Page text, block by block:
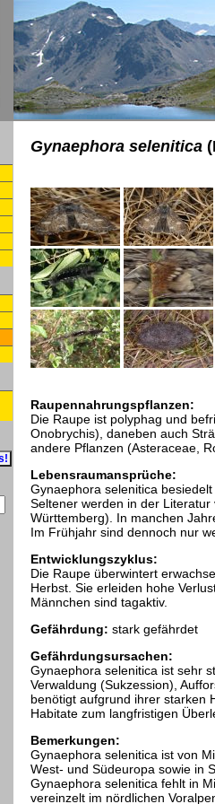
Gynaephora selenitica
Raupennahrungspflanzen:
Die Raupe ist polyphag und
Onobrychis), daneben auch
andere Pflanzen (Asteraceae,
Lebensraumansprüche:
Gynaephora selenitica
Seltener werden in der
Württemberg). In manchen
Im Frühjahr sind dennoch nur
Entwicklungszyklus:
Die Raupe überwintert
Herbst. Sie erleiden hohe
Männchen sind tagaktiv.
Gefährdung: stark gefährdet
Gefährdungsursachen:
Gynaephora selenitica ist sehr
Verwaldung (Sukzession),
benötigt aufgrund ihrer starken
Habitate zum langfristigen
Bemerkungen:
Gynaephora selenitica ist von
West- und Südeuropa sowie in
Gynaephora selenitica fehlt in
vereinzelt im nördlichen